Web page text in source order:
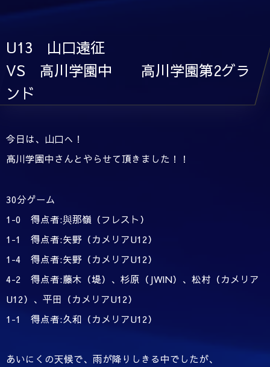
U13 山口遠征
VS 高川学園中 高川学園第2グラ
ンド
今日は、山口へ！
高川学園中さんとやらせて頂きました！！
30分ゲーム
1-0 得点者:與那嶺（フレスト）
1-1 得点者:矢野（カメリアU12）
1-4 得点者:矢野（カメリアU12）
4-2 得点者:藤木（堤）、杉原（JWIN）、松村（カメリア
U12）、平田（カメリアU12）
1-1 得点者:久和（カメリアU12）
あいにくの天候で、雨が降りしきる中でしたが、